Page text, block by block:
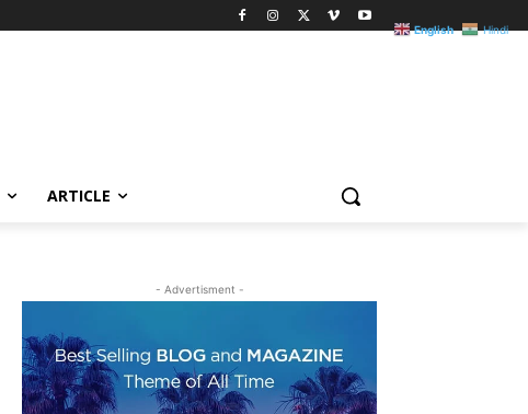
ARTICLE
- Advertisment -
English Hindi